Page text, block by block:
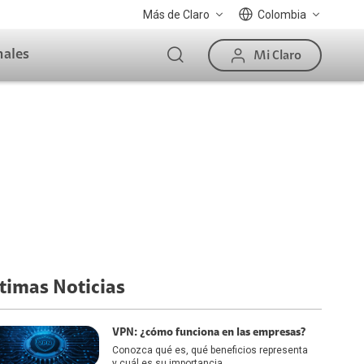
Más de Claro Colombia
Mi Claro
Noticias
VPN: ¿cómo funciona en las empresas?
Conozca qué es, qué beneficios representa